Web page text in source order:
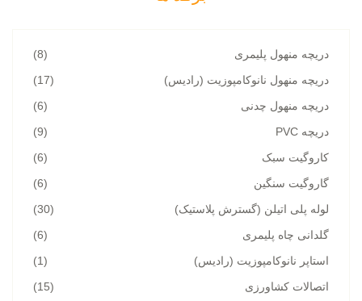
(8)
دریچه منهول پلیمری
(17)
دریچه منهول نانوکامپوزیت (رادیس)
(6)
دریچه منهول چدنی
(9)
دریچه PVC
(6)
کاروگیت سبک
(6)
گاروگیت سنگین
(30)
لوله پلی اتیلن (گسترش پلاستیک)
(6)
گلدانی چاه پلیمری
(1)
استاپر نانوکامپوزیت (رادیس)
(15)
اتصالات کشاورزی